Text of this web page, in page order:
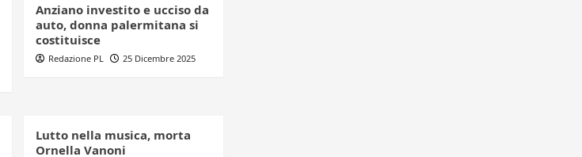
Anziano investito e ucciso da
auto, donna palermitana si
costituisce
Redazione PL 25 Dicembre 2025
Lutto nella musica, morta
Ornella Vanoni